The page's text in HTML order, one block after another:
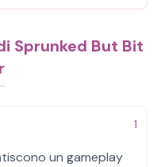
Sprunked But Bit
1
un gameplay